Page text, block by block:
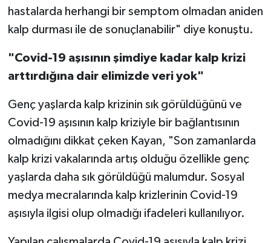
hastalarda herhangi bir semptom olmadan aniden
kalp durması ile de sonuçlanabilir" diye konuştu.
"Covid-19 aşısının şimdiye kadar kalp krizi
arttırdığına dair elimizde veri yok"
Genç yaşlarda kalp krizinin sık görüldüğünü ve
Covid-19 aşısının kalp kriziyle bir bağlantısının
olmadığını dikkat çeken Kayan, "Son zamanlarda
kalp krizi vakalarında artış olduğu özellikle genç
yaşlarda daha sık görüldüğü malumdur. Sosyal
medya mecralarında kalp krizlerinin Covid-19
aşısıyla ilgisi olup olmadığı ifadeleri kullanılıyor.